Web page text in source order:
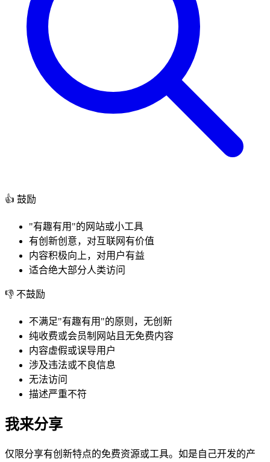
👍 鼓励
"有趣有用"的网站或小工具
有创新创意，对互联网有价值
内容积极向上，对用户有益
适合绝大部分人类访问
👎 不鼓励
不满足"有趣有用"的原则，无创新
纯收费或会员制网站且无免费内容
内容虚假或误导用户
涉及违法或不良信息
无法访问
描述严重不符
我来分享
仅限分享有创新特点的免费资源或工具。如是自己开发的产